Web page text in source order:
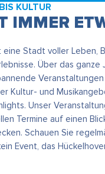
KULTUR
IMMER
eine Stadt voller Leben,
Über das ganze
Kultur- und
Unser
Termine auf einen
Schauen Sie
Event, das